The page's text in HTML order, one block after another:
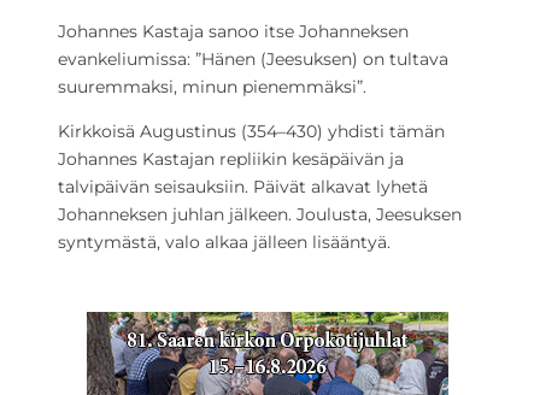
Johannes Kastaja sanoo itse Johanneksen
evankeliumissa: ”Hänen (Jeesuksen) on tultava
suuremmaksi, minun pienemmäksi”.
Kirkkoisä Augustinus (354–430) yhdisti tämän
Johannes Kastajan repliikin kesäpäivän ja
talvipäivän seisauksiin. Päivät alkavat lyhetä
Johanneksen juhlan jälkeen. Joulusta, Jeesuksen
syntymästä, valo alkaa jälleen lisääntyä.